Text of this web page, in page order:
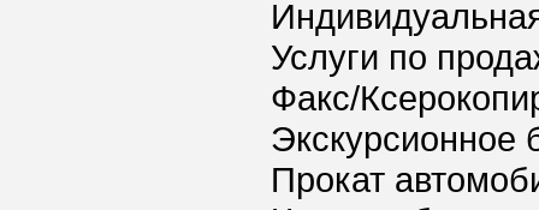
Услуги по
Факс/
Экскурсионное
Прокат